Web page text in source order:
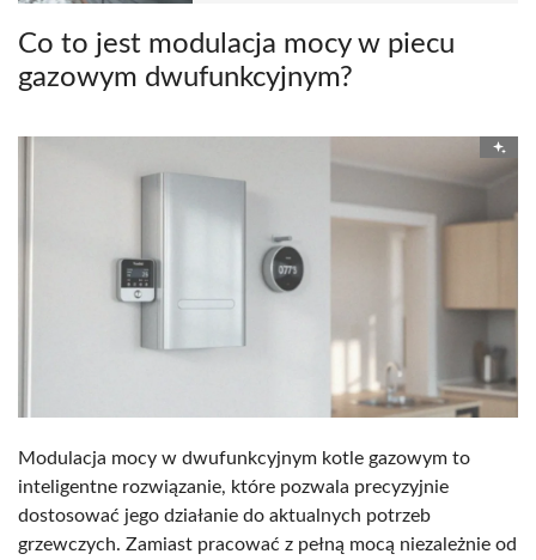
Co to jest modulacja mocy w piecu
gazowym dwufunkcyjnym?
Modulacja mocy w dwufunkcyjnym kotle gazowym to
inteligentne rozwiązanie, które pozwala precyzyjnie
dostosować jego działanie do aktualnych potrzeb
grzewczych. Zamiast pracować z pełną mocą niezależnie od